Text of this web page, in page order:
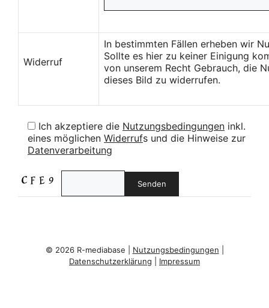
Widerruf
In bestimmten Fällen erheben wir
Sollte es hier zu keiner Einigung
von unserem Recht Gebrauch, die
dieses Bild zu widerrufen.
Ich akzeptiere die Nutzungsbedingungen inkl.
eines möglichen Widerrufs und die Hinweise zur
Datenverarbeitung
© 2026 R-mediabase | Nutzungsbedingungen
Datenschutzerklärung
Impressum